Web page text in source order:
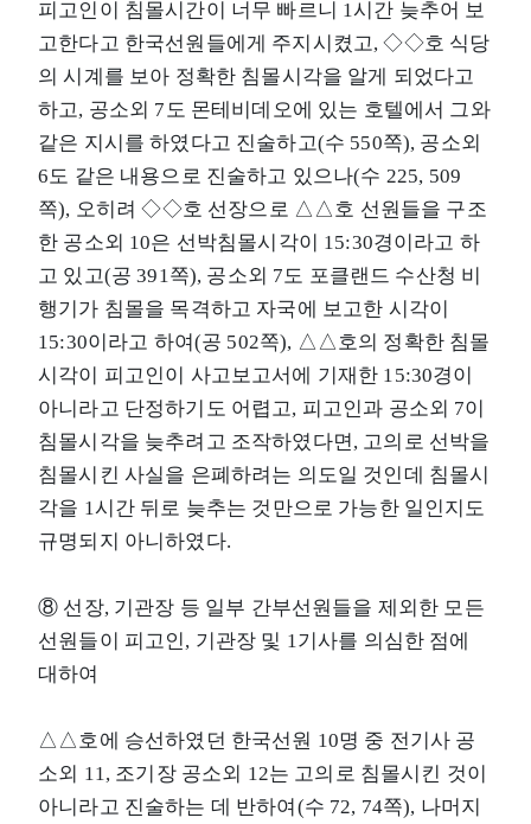
피고인이 침몰시간이 너무 빠르니 1시간 늦추어 보
고한다고 한국선원들에게 주지시켰고, ◇◇호 식당
의 시계를 보아 정확한 침몰시각을 알게 되었다고
하고, 공소외 7도 몬테비데오에 있는 호텔에서 그와
같은 지시를 하였다고 진술하고(수 550쪽), 공소외
6도 같은 내용으로 진술하고 있으나(수 225, 509
쪽), 오히려 ◇◇호 선장으로 △△호 선원들을 구조
한 공소외 10은 선박침몰시각이 15:30경이라고 하
고 있고(공 391쪽), 공소외 7도 포클랜드 수산청 비
행기가 침몰을 목격하고 자국에 보고한 시각이
15:30이라고 하여(공 502쪽), △△호의 정확한 침몰
시각이 피고인이 사고보고서에 기재한 15:30경이
아니라고 단정하기도 어렵고, 피고인과 공소외 7이
침몰시각을 늦추려고 조작하였다면, 고의로 선박을
침몰시킨 사실을 은폐하려는 의도일 것인데 침몰시
각을 1시간 뒤로 늦추는 것만으로 가능한 일인지도
규명되지 아니하였다.
⑧ 선장, 기관장 등 일부 간부선원들을 제외한 모든
선원들이 피고인, 기관장 및 1기사를 의심한 점에
대하여
△△호에 승선하였던 한국선원 10명 중 전기사 공
소외 11, 조기장 공소외 12는 고의로 침몰시킨 것이
아니라고 진술하는 데 반하여(수 72, 74쪽), 나머지